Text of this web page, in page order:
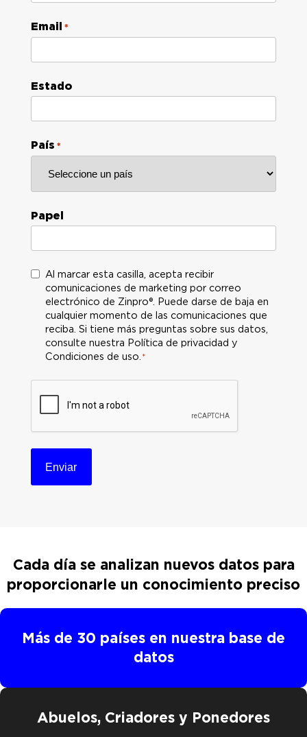
Email *
Estado
País *
Papel
C
i
m
*
Al marcar esta casilla, acepta recibir
comunicaciones de marketing por correo
electrónico de Zinpro®. Puede darse de baja en
cualquier momento de las comunicaciones que
reciba. Si tiene más preguntas sobre sus datos,
consulte nuestra Política de privacidad y
Condiciones de uso. *
Cada día se analizan nuevos datos para
proporcionarle un conocimiento preciso
Más de 30 países en nuestra base de
datos
Abuelos, Criadores y Ponedores